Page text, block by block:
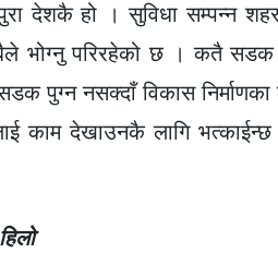
देशकै हो । सुविधा सम्पन्न
भोग्नु परिरहेको छ । कतै
पुग्न नसक्दाँ विकास
काम देखाउनकै लागि